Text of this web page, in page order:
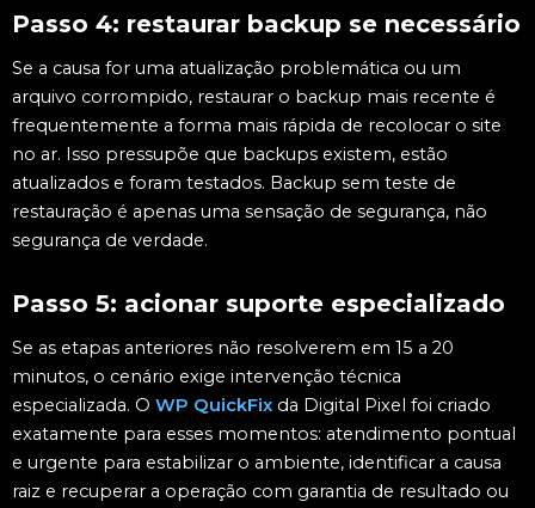
Passo 4: restaurar backup se necessário
Se a causa for uma atualização problemática ou um
arquivo corrompido, restaurar o backup mais recente é
frequentemente a forma mais rápida de recolocar o site
no ar. Isso pressupõe que backups existem, estão
atualizados e foram testados. Backup sem teste de
restauração é apenas uma sensação de segurança, não
segurança de verdade.
Passo 5: acionar suporte especializado
Se as etapas anteriores não resolverem em 15 a 20
minutos, o cenário exige intervenção técnica
especializada. O WP QuickFix da Digital Pixel foi criado
exatamente para esses momentos: atendimento pontual
e urgente para estabilizar o ambiente, identificar a causa
raiz e recuperar a operação com garantia de resultado ou